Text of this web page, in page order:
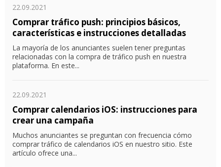
22.09.2021
Comprar tráfico push: principios básicos,
características e instrucciones detalladas
La mayoría de los anunciantes suelen tener preguntas
relacionadas con la compra de tráfico push en nuestra
plataforma. En este...
22.09.2021
Comprar calendarios iOS: instrucciones para
crear una campaña
Muchos anunciantes se preguntan con frecuencia cómo
comprar tráfico de calendarios iOS en nuestro sitio. Este
artículo ofrece una...